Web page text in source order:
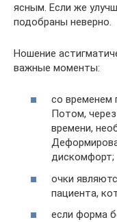
ясным. Если же
подобраны неверно.
Ношение
важные моменты:
со временем
Потом,
времени,
дискомфорт;
очки
пациента,
если форма